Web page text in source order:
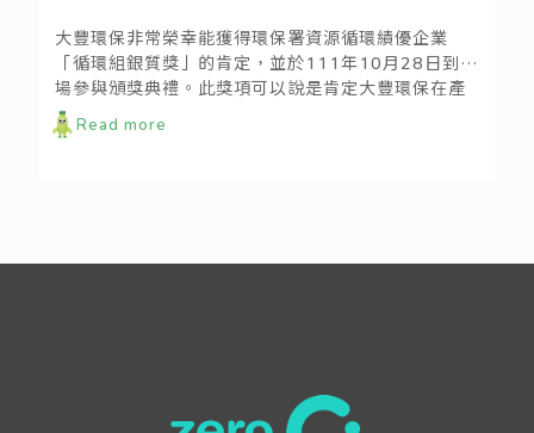
大豐環保非常榮幸能獲得環保署資源循環績優企業
「循環組銀質獎」的肯定，並於111年10月28日到現
場參與頒獎典禮。此獎項可以說是肯定大豐環保在產
業中，促進再生循環的模式，具備實際推動績效。環
保署以政策引導的方式，推動資源循環零廢棄，頒獎
Read more